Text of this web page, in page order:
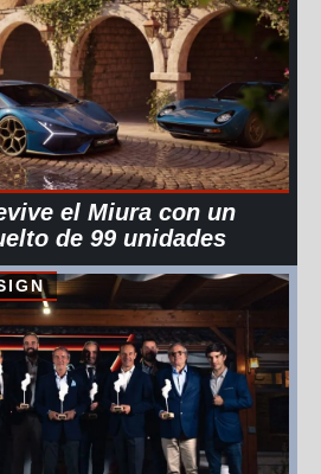
el Miura con un
de 99 unidades